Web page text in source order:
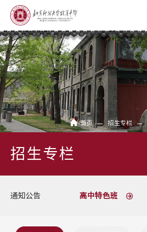
首页 招生专栏
招生专栏
通知公告 高中特色班